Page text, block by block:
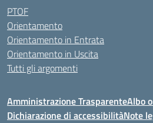
PTOF
Orientamento
Orientamento in Entrata
Orientamento in Uscita
Tutti gli argomenti
Amministrazione TrasparenteAlbo
Dichiarazione di accessibilitàNote